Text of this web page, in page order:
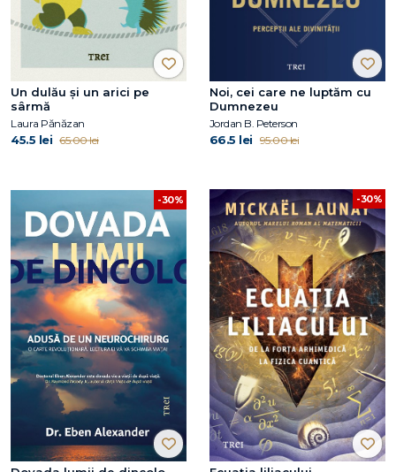
Un dulău și un arici pe
sârmă
Laura Pănăzan
45.5 lei 65.00 lei
Noi, cei care ne luptăm cu
Dumnezeu
Jordan B. Peterson
66.5 lei 95.00 lei
-30% -30%